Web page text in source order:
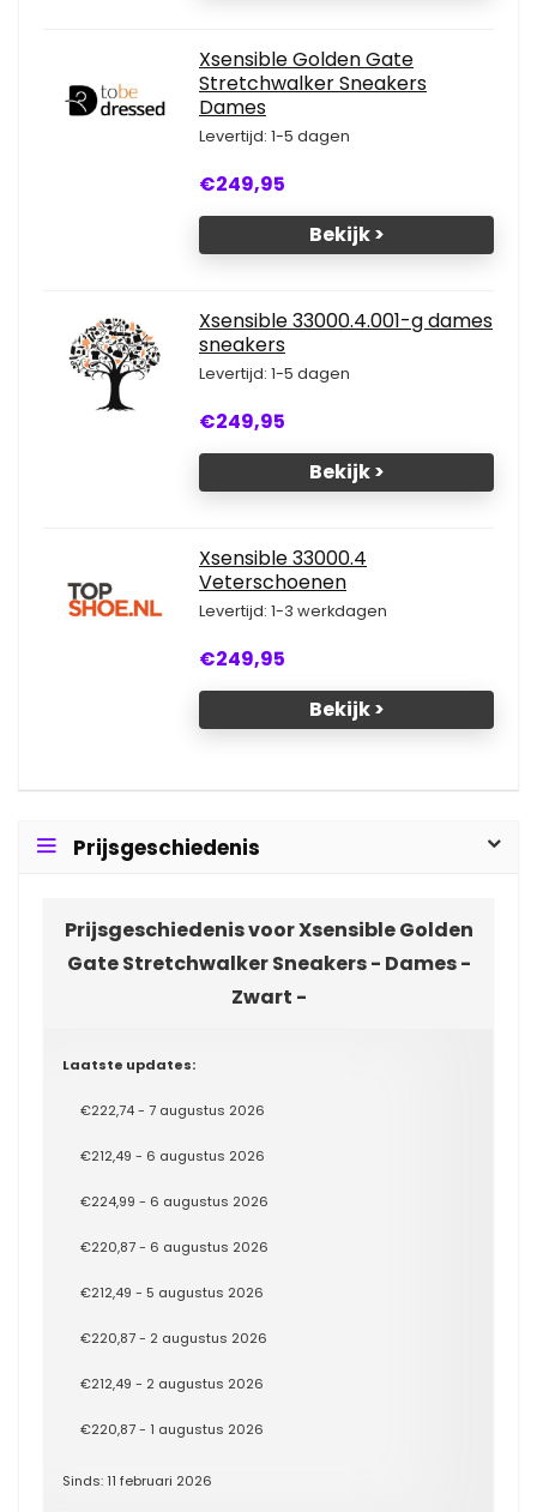
Xsensible Golden Gate
Stretchwalker Sneakers
Dames
Levertijd: 1-5 dagen
€249,95
Bekijk >
Xsensible 33000.4.001-g dames
sneakers
Levertijd: 1-5 dagen
€249,95
Bekijk >
Xsensible 33000.4
Veterschoenen
Levertijd: 1-3 werkdagen
€249,95
Bekijk >
Prijsgeschiedenis
Prijsgeschiedenis voor Xsensible Golden
Gate Stretchwalker Sneakers - Dames -
Zwart -
Laatste updates:
€222,74 - 7 augustus 2026
€212,49 - 6 augustus 2026
€224,99 - 6 augustus 2026
€220,87 - 6 augustus 2026
€212,49 - 5 augustus 2026
€220,87 - 2 augustus 2026
€212,49 - 2 augustus 2026
€220,87 - 1 augustus 2026
Sinds: 11 februari 2026